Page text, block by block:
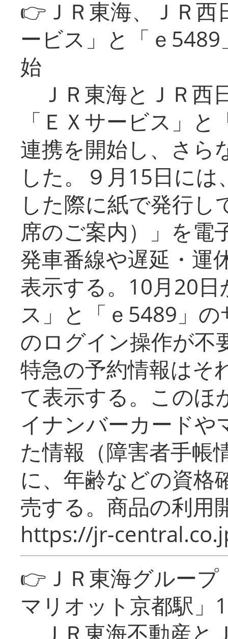
👉ＪＲ東海、ＪＲ
ービス」と「ｅ
始
ＪＲ東海とＪＲ西
「ＥＸサービス」
連携を開始し、さら
した。９月15日に
した際に紙で発行し
席のご案内）」を電
発車番線や遅延・運
表示する。10月20
ス」と「ｅ5489」
のログイン操作が不
特急の予約情報はそ
て表示する。このほ
イナンバーカードや
た情報（障害者手帳
に、年齢などの資格
売する。商品の利用
https://jr-
👉ＪＲ東海グルー
マリオット京都駅」
ＪＲ東海不動産と